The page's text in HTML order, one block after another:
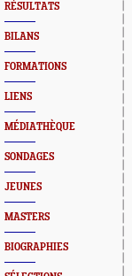
RÉSULTATS
BILANS
FORMATIONS
LIENS
MÉDIATHÈQUE
SONDAGES
JEUNES
MASTERS
BIOGRAPHIES